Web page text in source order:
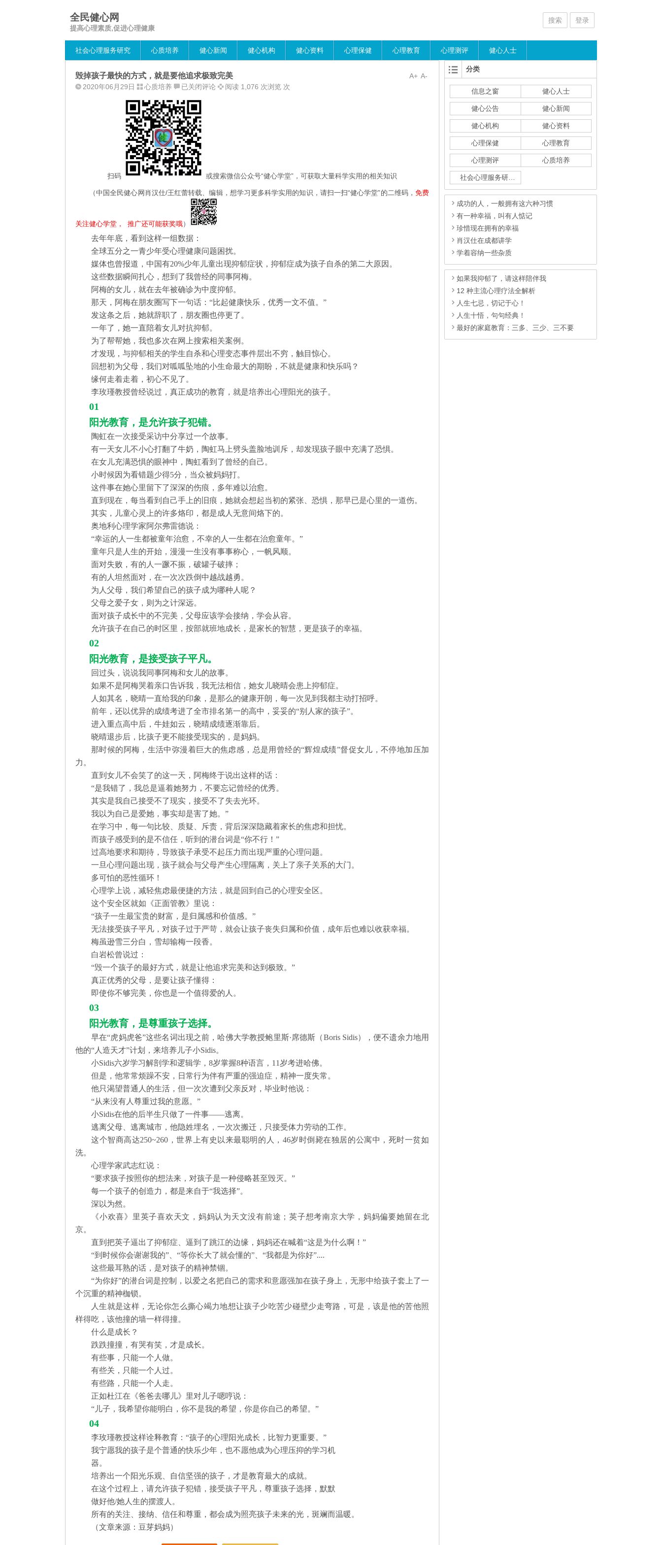
全民健心网
提高心理素质,促进心理健康
搜索 登录
社会心理服务研究 心质培养 健心新闻 健心机构 健心资料 心理保健 心理教育 心理测评 健心人士
A-
A+
毁掉孩子最快的方式，就是要他追求极致完美
2020年06月29日 心质培养
毁
孩
子
最
快
的
方
式，
是
追
求
极
致
完
美
已关闭评论 阅读 1,076 次浏览 次
扫码 或搜索微信公众号“健心学堂”，可获取大量科学实用的相关知识
（中国全民健心网肖汉仕/王红蕾转载、编辑，想学习更多科学实用的知识，请扫一扫“健心学堂”的二维码， 免费
关注健心学堂，  推广还可能获奖哦）
去年年底，看到这样一组数据：
全球五分之一青少年受心理健康问题困扰。
媒体也曾报道，中国有20%少年儿童出现抑郁症状，抑郁症成为孩子自杀的第二大原因。
这些数据瞬间扎心，想到了我曾经的同事阿梅。
阿梅的女儿，就在去年被确诊为中度抑郁。
那天，阿梅在朋友圈写下一句话：“比起健康快乐，优秀一文不值。”
发这条之后，她就辞职了，朋友圈也停更了。
一年了，她一直陪着女儿对抗抑郁。
为了帮帮她，我也多次在网上搜索相关案例。
才发现，与抑郁相关的学生自杀和心理变态事件层出不穷，触目惊心。
回想初为父母，我们对呱呱坠地的小生命最大的期盼，不就是健康和快乐吗？
缘何走着走着，初心不见了。
李玫瑾教授曾经说过，真正成功的教育，就是培养出心理阳光的孩子。
01
阳光教育，是允许孩子犯错。
陶虹在一次接受采访中分享过一个故事。
有一天女儿不小心打翻了牛奶，陶虹马上劈头盖脸地训斥，却发现孩子眼中充满了恐惧。
在女儿充满恐惧的眼神中，陶虹看到了曾经的自己。
小时候因为看错题少得5分，当众被妈妈打。
这件事在她心里留下了深深的伤痕，多年难以治愈。
直到现在，每当看到自己手上的旧痕，她就会想起当初的紧张、恐惧，那早已是心里的一道伤。
其实，儿童心灵上的许多烙印，都是成人无意间烙下的。
奥地利心理学家阿尔弗雷德说：
“幸运的人一生都被童年治愈，不幸的人一生都在治愈童年。”
童年只是人生的开始，漫漫一生没有事事称心，一帆风顺。
面对失败，有的人一蹶不振，破罐子破摔；
有的人坦然面对，在一次次跌倒中越战越勇。
为人父母，我们希望自己的孩子成为哪种人呢？
父母之爱子女，则为之计深远。
面对孩子成长中的不完美，父母应该学会接纳，学会从容。
允许孩子在自己的时区里，按部就班地成长，是家长的智慧，更是孩子的幸福。
02
阳光教育，是接受孩子平凡。
回过头，说说我同事阿梅和女儿的故事。
如果不是阿梅哭着亲口告诉我，我无法相信，她女儿晓晴会患上抑郁症。
人如其名，晓晴一直给我的印象，是那么的健康开朗，每一次见到我都主动打招呼。
前年，还以优异的成绩考进了全市排名第一的高中，妥妥的“别人家的孩子”。
进入重点高中后，牛娃如云，晓晴成绩逐渐靠后。
晓晴退步后，比孩子更不能接受现实的，是妈妈。
那时候的阿梅，生活中弥漫着巨大的焦虑感，总是用曾经的“辉煌成绩”督促女儿，不停地加压加
力。
直到女儿不会笑了的这一天，阿梅终于说出这样的话：
“是我错了，我总是逼着她努力，不要忘记曾经的优秀。
其实是我自己接受不了现实，接受不了失去光环。
我以为自己是爱她，事实却是害了她。”
在学习中，每一句比较、质疑、斥责，背后深深隐藏着家长的焦虑和担忧。
而孩子感受到的是不信任，听到的潜台词是“你不行！”
过高地要求和期待，导致孩子承受不起压力而出现严重的心理问题。
一旦心理问题出现，孩子就会与父母产生心理隔离，关上了亲子关系的大门。
多可怕的恶性循环！
心理学上说，减轻焦虑最便捷的方法，就是回到自己的心理安全区。
这个安全区就如《正面管教》里说：
“孩子一生最宝贵的财富，是归属感和价值感。”
无法接受孩子平凡，对孩子过于严苛，就会让孩子丧失归属和价值，成年后也难以收获幸福。
梅虽逊雪三分白，雪却输梅一段香。
白岩松曾说过：
“毁一个孩子的最好方式，就是让他追求完美和达到极致。”
真正优秀的父母，是要让孩子懂得：
即使你不够完美，你也是一个值得爱的人。
03
阳光教育，是尊重孩子选择。
早在“虎妈虎爸”这些名词出现之前，哈佛大学教授鲍里斯·席德斯（Boris Sidis），便不遗余力地用
他的“人造天才”计划，来培养儿子小Sidis。
小Sidis六岁学习解剖学和逻辑学，8岁掌握8种语言，11岁考进哈佛。
但是，他常常烦躁不安，日常行为伴有严重的强迫症，精神一度失常。
他只渴望普通人的生活，但一次次遭到父亲反对，毕业时他说：
“从来没有人尊重过我的意愿。”
小Sidis在他的后半生只做了一件事——逃离。
逃离父母、逃离城市，他隐姓埋名，一次次搬迁，只接受体力劳动的工作。
这个智商高达250~260，世界上有史以来最聪明的人，46岁时倒毙在独居的公寓中，死时一贫如
洗。
心理学家武志红说：
“要求孩子按照你的想法来，对孩子是一种侵略甚至毁灭。”
每一个孩子的创造力，都是来自于“我选择”。
深以为然。
《小欢喜》里英子喜欢天文，妈妈认为天文没有前途；英子想考南京大学，妈妈偏要她留在北
京。
直到把英子逼出了抑郁症、逼到了跳江的边缘，妈妈还在喊着“这是为什么啊！”
“到时候你会谢谢我的”、“等你长大了就会懂的”、“我都是为你好”....
这些最耳熟的话，是对孩子的精神禁锢。
“为你好”的潜台词是控制，以爱之名把自己的需求和意愿强加在孩子身上，无形中给孩子套上了一
个沉重的精神枷锁。
人生就是这样，无论你怎么撕心竭力地想让孩子少吃苦少碰壁少走弯路，可是，该是他的苦他照
样得吃，该他撞的墙一样得撞。
什么是成长？
跌跌撞撞，有哭有笑，才是成长。
有些事，只能一个人做。
有些关，只能一个人过。
有些路，只能一个人走。
正如杜江在《爸爸去哪儿》里对儿子嗯哼说：
“儿子，我希望你能明白，你不是我的希望，你是你自己的希望。”
04
李玫瑾教授这样诠释教育：“孩子的心理阳光成长，比智力更重要。”
我宁愿我的孩子是个普通的快乐少年，也不愿他成为心理压抑的学习机
器。
培养出一个阳光乐观、自信坚强的孩子，才是教育最大的成就。
在这个过程上，请允许孩子犯错，接受孩子平凡，尊重孩子选择，默默
做好他/她人生的摆渡人。
所有的关注、接纳、信任和尊重，都会成为照亮孩子未来的光，斑斓而温暖。
（文章来源：豆芽妈妈）
分类
信息之窗 健心人士
健心公告 健心新闻
健心机构 健心资料
心理保健 心理教育
心理测评 心质培养
成功的人，一般拥有这六种习惯
有一种幸福，叫有人惦记
珍惜现在拥有的幸福
肖汉仕在成都讲学
学着容纳一些杂质
如果我抑郁了，请这样陪伴我
12 种主流心理疗法全解析
人生七忌，切记于心！
人生十悟，句句经典！
最好的家庭教育：三多、三少、三不要